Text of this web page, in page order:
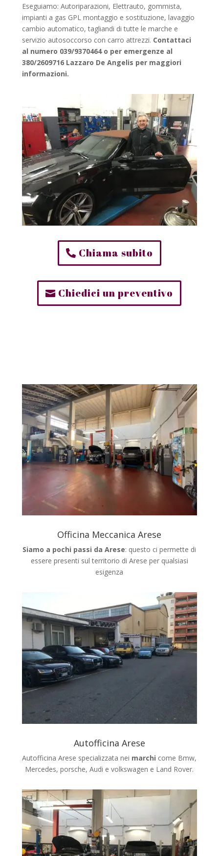
Eseguiamo: Autoriparazioni, Elettrauto, gommista,
impianti a gas GPL montaggio e sostituzione, lavaggio
cambio automatico, tagliandi di tutte le marche e
servizio autosoccorso con carro attrezzi. Contattaci
al numero 039/9370464 o per emergenze al
380/2609716 Lazzaro De Angelis per maggiori
informazioni.
Chiama subito
Chiedici un preventivo
Officina Meccanica Arese
Siamo a pochi passi da Arese: questo ci permette di
essere presenti sul territorio di Arese per qualsiasi
esigenza
Autofficina Arese
Autofficina Arese specializzata nei marchi come Bmw,
Mercedes, porsche, Audi e volkswagen e Land Rover.